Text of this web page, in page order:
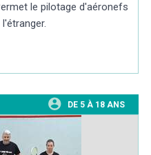
le pilotage d'aéronefs
DE 5 À 18 ANS